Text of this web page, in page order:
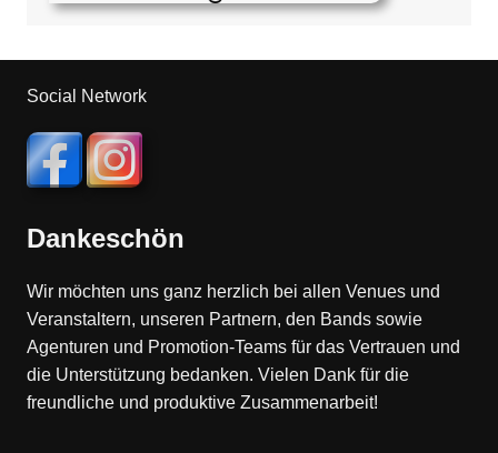
Social Network
Dankeschön
Wir möchten uns ganz herzlich bei allen Venues und
Veranstaltern, unseren Partnern, den Bands sowie
Agenturen und Promotion-Teams für das Vertrauen und
die Unterstützung bedanken. Vielen Dank für die
freundliche und produktive Zusammenarbeit!